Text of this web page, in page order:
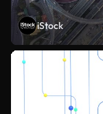
iStock